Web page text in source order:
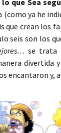
que Sea
ya he
que crean los
seis son los
se trata
divertida
encantaron y,